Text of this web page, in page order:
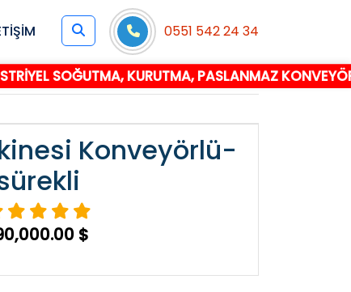
0551 542 24 34
SOĞUTMA, KURUTMA, PASLANMAZ
Konveyörlü-
$